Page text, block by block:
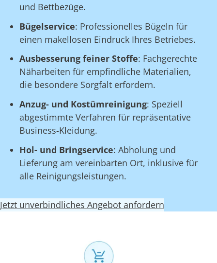
und Bettbezüge.
Bügelservice: Professionelles Bügeln für
einen makellosen Eindruck Ihres Betriebes.
Ausbesserung feiner Stoffe: Fachgerechte
Näharbeiten für empfindliche Materialien,
die besondere Sorgfalt erfordern.
Anzug- und Kostümreinigung: Speziell
abgestimmte Verfahren für repräsentative
Business-Kleidung.
Hol- und Bringservice: Abholung und
Lieferung am vereinbarten Ort, inklusive für
alle Reinigungsleistungen.
Jetzt unverbindliches Angebot anfordern